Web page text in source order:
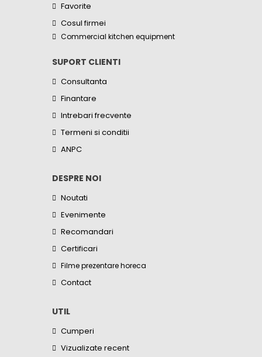
Favorite
Cosul firmei
Commercial kitchen equipment
SUPORT CLIENTI
Consultanta
Finantare
Intrebari frecvente
Termeni si conditii
ANPC
DESPRE NOI
Noutati
Evenimente
Recomandari
Certificari
Filme prezentare horeca
Contact
UTIL
Cumperi
Vizualizate recent